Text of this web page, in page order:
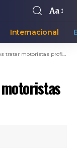
Aa
Internacional
profissionais com boa-fé